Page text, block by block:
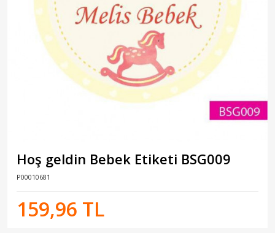
Hoş geldin Bebek Etiketi BSG009
P00010681
159,96 TL